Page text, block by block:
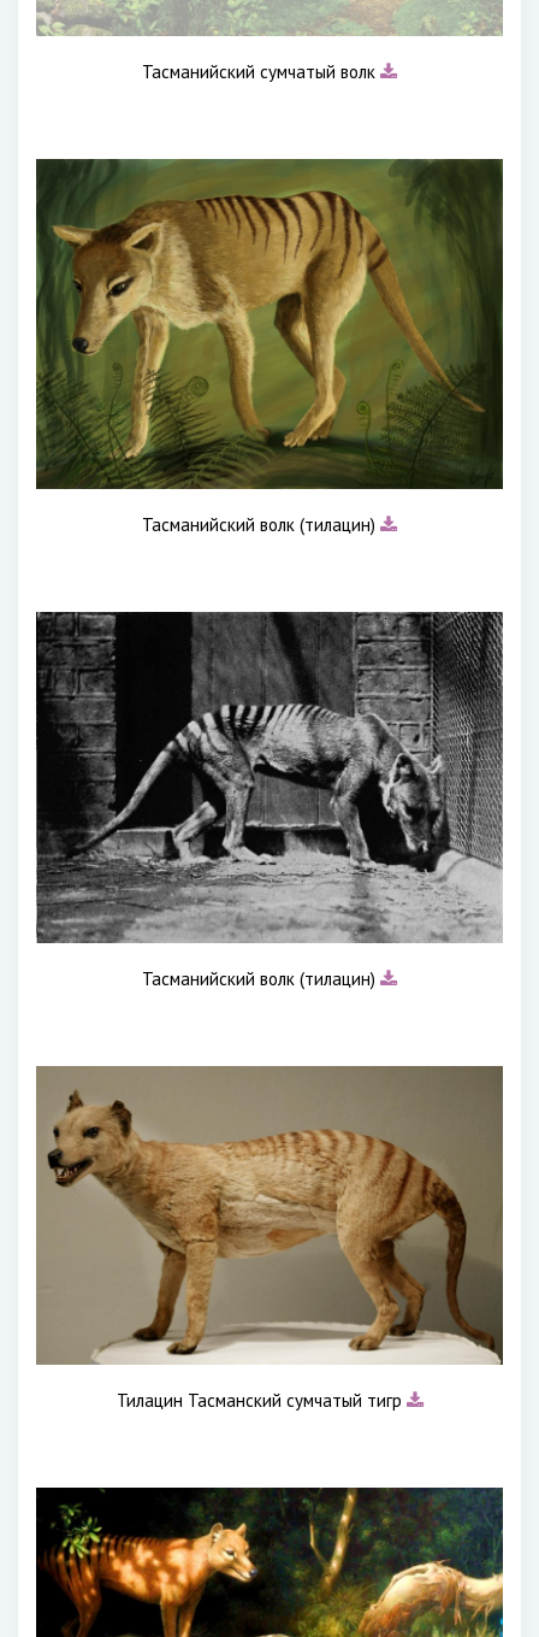
Тасманийский сумчатый волк
Тасманийский волк (тилацин)
Тасманийский волк (тилацин)
Тилацин Тасманский сумчатый тигр